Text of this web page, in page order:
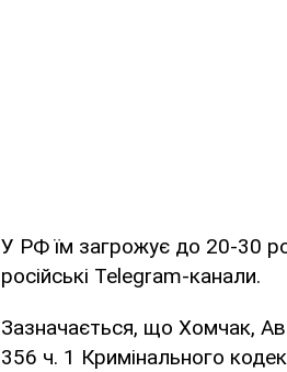
У РФ їм загрожує до 20-30
російські Telegram-канали.
Зазначається, що Хомчак,
356 ч. 1 Кримінального